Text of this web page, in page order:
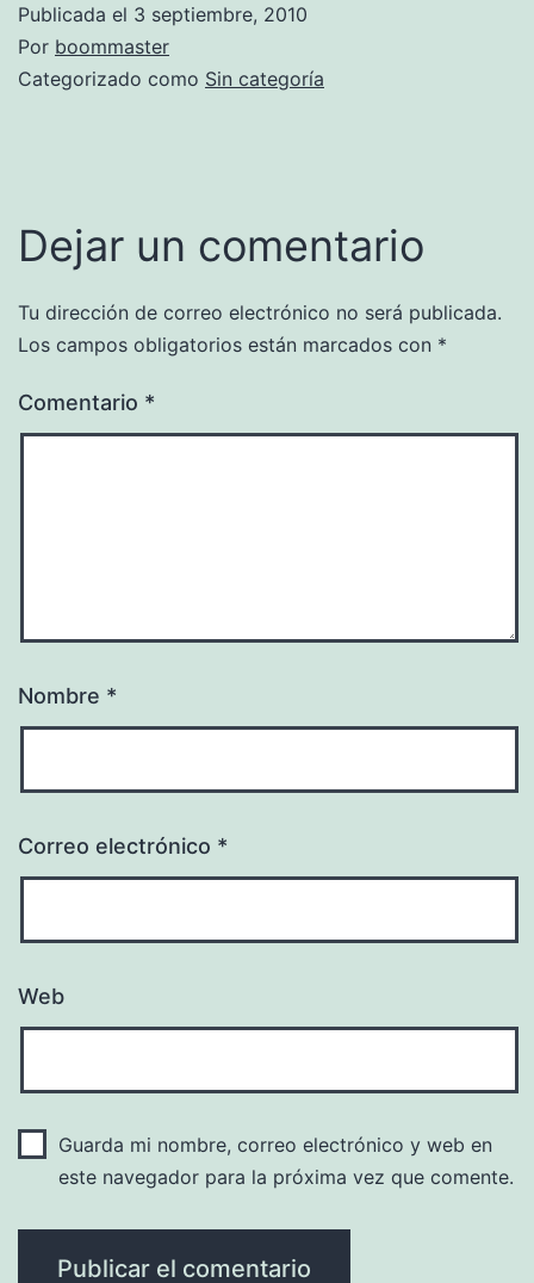
Publicada el 3 septiembre, 2010
Por boommaster
Categorizado como Sin categoría
Dejar un comentario
Tu dirección de correo electrónico no será publicada.
Los campos obligatorios están marcados con *
Comentario *
Nombre *
Correo electrónico *
Web
Guarda mi nombre, correo electrónico y web en
este navegador para la próxima vez que comente.